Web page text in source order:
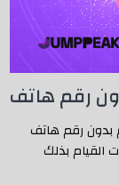
رقم هاتف
بدون رقم هاتف
القيام بذلك